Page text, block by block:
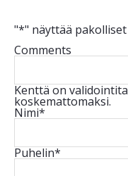
"*" näyttää
Comments
Kenttä on
koskemattomaksi.
Nimi*
Puhelin*